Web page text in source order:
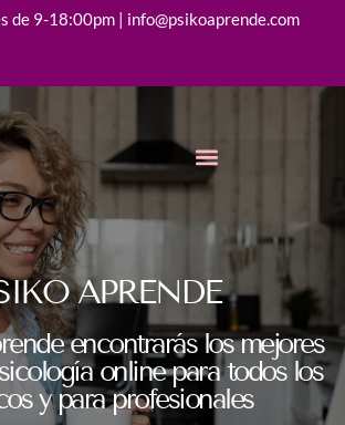
de 9-18:00pm | info@psikoaprende.com
APRENDE
encontrarás los mejores
online para todos los
y para profesionales